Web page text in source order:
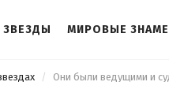
ЗВЕЗДЫ МИРОВЫЕ